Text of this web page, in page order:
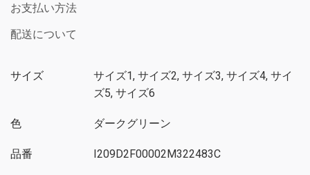
お支払い方法
配送について
サイズ
サイズ1, サイズ2, サイズ3, サイズ4, サイ
ズ5, サイズ6
色 ダークグリーン
品番 I209D2F00002M322483C